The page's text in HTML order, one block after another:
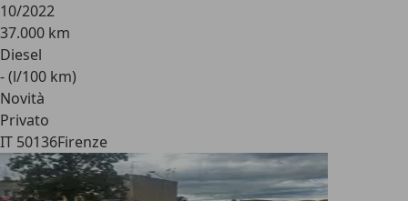
10/2022
37.000 km
Diesel
- (l/100 km)
Novità
Privato
IT 50136Firenze